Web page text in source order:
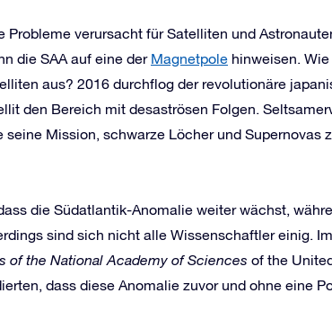
Probleme verursacht für Satelliten und
die SAA auf eine der Magnetpole hinweisen.
aus? 2016 durchflog der revolutionäre
den Bereich mit desaströsen Folgen.
seine Mission, schwarze Löcher und Supernovas
die Südatlantik-Anomalie weiter wächst,
sind sich nicht alle Wissenschaftler einig.
of the National Academy of Sciences of the
dass diese Anomalie zuvor und ohne eine